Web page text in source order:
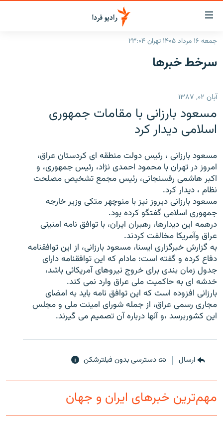
لینک‌های
قابلیت
دسترسی
بازگشت
اصلی
رفتن
صفحه
ایران
انتخاب کنید و بشنوید
فرکانس‌ها
پادکست
گزارش‌های تصویری
گزارش‌های ویدئویی
زنان فردا
English
به ما بپیوندید
زبان‌های دیگر
جمعه ۱۶ مرداد ۱۴۰۵ تهران ۲۳:۰۴
سرخط‌ خبرها
آبان ۰۲, ۱۳۸۷
مسعود بارزانی با مقامات جمهوری
اسلامی دیدار کرد
مسعود بارزانى ، رئيس دولت منطقه اى كردستان عراق،
امروز در تهران با محمود احمدى نژاد، رئيس جمهورى، و
اكبر هاشمى رفسنجانى، رئيس مجمع تشخيص مصلحت
نظام ، ديدار كرد.
مسعود بارزانى ديروز نيز با منوچهر متكى وزير خارجه
جمهورى اسلامى گفتگو كرده بود.
درهمه اين ديدارها، رهبران ايران، با توافق نامه امنيتى
عراق وآمريكا مخالفت كردند.
به گزارش خبرگزارى ايسنا، مسعود بارزانى، از اين توافقنامه
دفاع كرده و گفته است: مادام كه اين توافقنامه داراى
جدول زمان بندى براى خروج نيروهاى آمريكائى باشد،
خدشه اى به حاكميت ملى عراق وارد نمى كند.
بارزانى افزوده است كه اين توافق نامه بايد به امضاى
مجارى رسمى عراق، از جمله شوراى امينت ملى و مجلس
اين كشوربرسد ،و آنها درباره آن تصميم مى گيرند.
ارسال دسترسی بدون فیلترشکن
مهم‌ترین خبرهای ایران و جهان